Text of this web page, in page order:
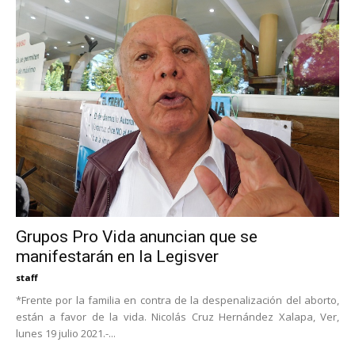
Grupos Pro Vida anuncian que se
manifestarán en la Legisver
staff
*Frente por la familia en contra de la despenalización del aborto,
están a favor de la vida. Nicolás Cruz Hernández Xalapa, Ver,
lunes 19 julio 2021.-...